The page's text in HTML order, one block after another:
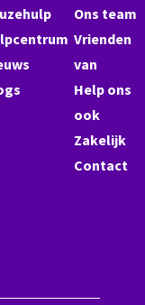
Ons team
Vrienden
van
Help ons
ook
Zakelijk
Contact